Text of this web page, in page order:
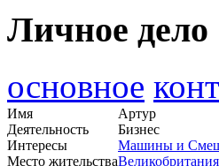
Личное дело
основное
Имя
Артур
Деятельность
Бизнес
Интересы
Машины и
Место жительстваВеликобритания